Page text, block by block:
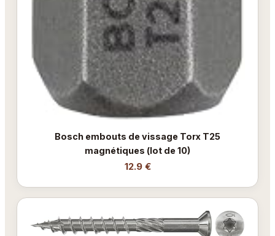
Bosch embouts de vissage Torx T25
magnétiques (lot de 10)
12.9 €